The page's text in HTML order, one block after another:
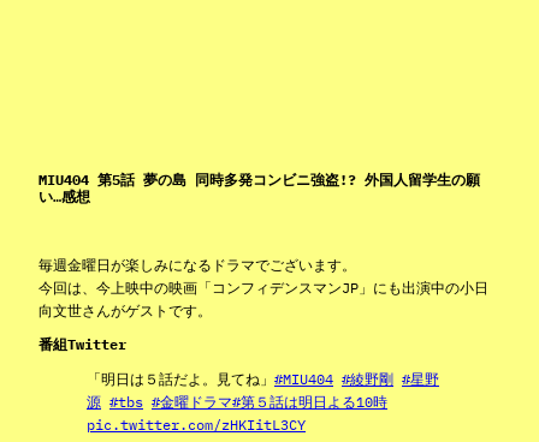
MIU404 第5話 夢の島 同時多発コンビニ強盗!? 外国人留学生の願
い…感想
毎週金曜日が楽しみになるドラマでございます。
今回は、今上映中の映画「コンフィデンスマンJP」にも出演中の小日
向文世さんがゲストです。
番組Twitter
「明日は５話だよ。見てね」 #MIU404 #綾野剛 #星野
源 #tbs #金曜ドラマ#第５話は明日よる10時
pic.twitter.com/zHKIitL3CY